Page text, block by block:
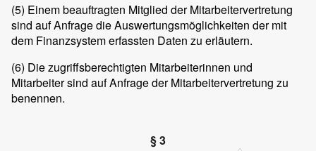
(5) Einem beauftragten Mitglied der Mitarbeitervertretung
sind auf Anfrage die Auswertungsmöglichkeiten der mit
dem Finanzsystem erfassten Daten zu erläutern.
(6) Die zugriffsberechtigten Mitarbeiterinnen und
Mitarbeiter sind auf Anfrage der Mitarbeitervertretung zu
benennen.
§ 3